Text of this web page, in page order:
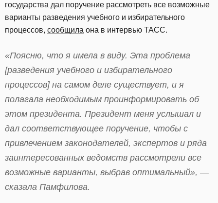
государства дал поручение рассмотреть все возможные
варианты разведения учебного и избирательного
процессов, сообщила она в интервью ТАСС.
«Поясню, что я имела в виду. Эта проблема
[разведения учебного и избирательного
процессов] на самом деле существует, и я
полагала необходимым проинформировать об
этом президента. Президент меня услышал и
дал соответствующее поручение, чтобы с
привлечением законодателей, экспертов и ряда
заинтересованных ведомств рассмотрели все
возможные варианты, выбрав оптимальный», —
сказала Памфилова.